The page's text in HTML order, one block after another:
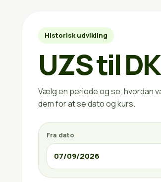
Historisk udvikling
UZS til
Vælg en periode og se, hvordan
dem for at se dato og kurs.
Fra dato